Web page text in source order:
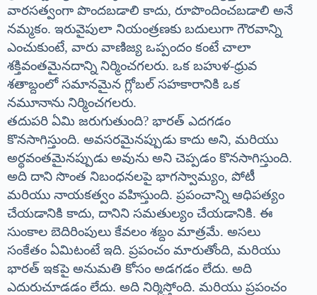
వారసత్వంగా పొందబడాలి కాదు, రూపొందించబడాలి అనే
నమ్మకం. ఇరువైపులా నియంత్రణకు బదులుగా గౌరవాన్ని
ఎంచుకుంటే, వారు వాణిజ్య ఒప్పందం కంటే చాలా
శక్తివంతమైనదాన్ని నిర్మించగలరు. ఒక బహుళ-ధ్రువ
శతాబ్దంలో సమానమైన గ్లోబల్ సహకారానికి ఒక
నమూనాను నిర్మించగలరు.
తదుపరి ఏమి జరుగుతుంది? భారత్ ఎదగడం
కొనసాగిస్తుంది. అవసరమైనప్పుడు కాదు అని, మరియు
అర్థవంతమైనప్పుడు అవును అని చెప్పడం కొనసాగిస్తుంది.
అది దాని సొంత నిబంధనలపై భాగస్వామ్యం, పోటీ
మరియు నాయకత్వం వహిస్తుంది. ప్రపంచాన్ని ఆధిపత్యం
చేయడానికి కాదు, దానిని సమతుల్యం చేయడానికి. ఈ
సుంకాల బెదిరింపులు కేవలం శబ్దం మాత్రమే. అసలు
సంకేతం ఏమిటంటే ఇది. ప్రపంచం మారుతోంది, మరియు
భారత్ ఇకపై అనుమతి కోసం అడగడం లేదు. అది
ఎదురుచూడడం లేదు. అది నిర్మిస్తోంది. మరియు ప్రపంచం